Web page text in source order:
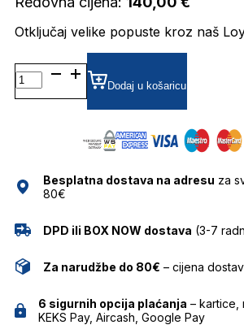
Otključaj velike popuste kroz naš
BG1953T DIOPTRIJSKI
OKVIRI
BULGET
Dodaj u košaricu
Besplatna dostava na adresu za
80€
DPD ili BOX NOW dostava (3-7
Za narudžbe do 80€ – cijena
6 sigurnih opcija plaćanja – kartice,
KEKS Pay, Aircash, Google Pay